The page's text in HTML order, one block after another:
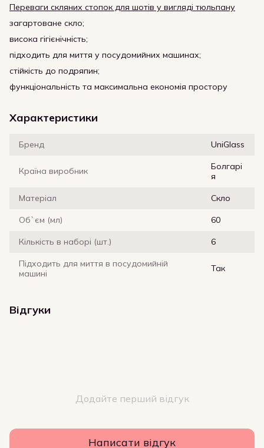
Переваги скляних стопок для шотів у вигляді тюльпану
загартоване скло;
висока гігієнічність;
підходить для миття у посудомийних машинах;
стійкість до подряпин;
функціональність та максимальна економія простору
Характеристики
Бренд UniGlass
Країна виробник
Болгарі
я
Матеріал Скло
Об`єм (мл) 60
Кількість в наборі (шт.) 6
Підходить для миття в посудомийній
машині
Так
Відгуки
Додайте перший відгук
Написати відгук